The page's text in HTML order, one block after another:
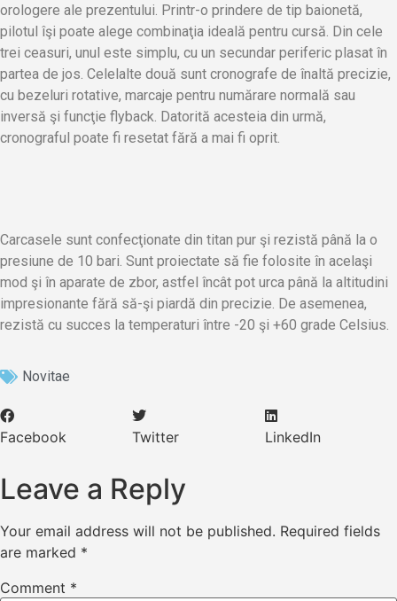
orologere ale prezentului. Printr-o prindere de tip baionetă,
pilotul îşi poate alege combinaţia ideală pentru cursă. Din cele
trei ceasuri, unul este simplu, cu un secundar periferic plasat în
partea de jos. Celelalte două sunt cronografe de înaltă precizie,
cu bezeluri rotative, marcaje pentru numărare normală sau
inversă şi funcţie flyback. Datorită acesteia din urmă,
cronograful poate fi resetat fără a mai fi oprit.
Carcasele sunt confecţionate din titan pur şi rezistă până la o
presiune de 10 bari. Sunt proiectate să fie folosite în acelaşi
mod şi în aparate de zbor, astfel încât pot urca până la altitudini
impresionante fără să-şi piardă din precizie. De asemenea,
rezistă cu succes la temperaturi între -20 şi +60 grade Celsius.
Novitae
Facebook Twitter LinkedIn
Leave a Reply
Your email address will not be published. Required fields
are marked *
Comment *